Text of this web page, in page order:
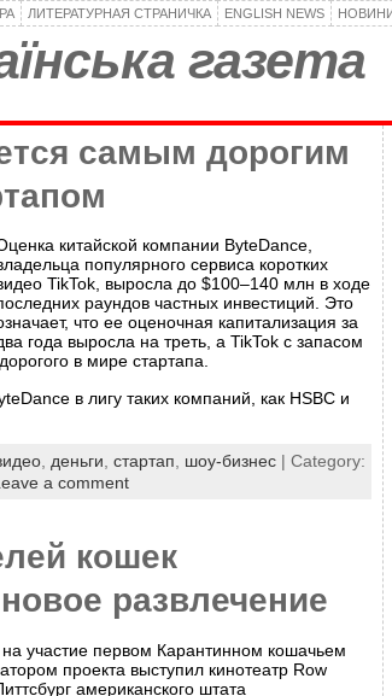
ЛИТЕРАТУРНАЯ СТРАНИЧКА ENGLISH NEWS
газета
самым дорогим
китайской компании ByteDance,
популярного сервиса коротких
TikTok, выросла до $100–140 млн в ходе
раундов частных инвестиций. Это
что ее оценочная капитализация за
года выросла на треть, а TikTok c запасом
в мире стартапа.
в лигу таких компаний, как HSBC и
деньги стартап шоу-бизнес | Category:
a comment
кошек
развлечение
участие первом Карантинном кошачьем
проекта выступил кинотеатр Row
американского штата